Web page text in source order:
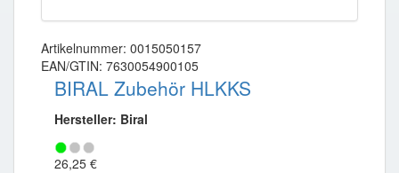
Artikelnummer: 0015050157
EAN/GTIN: 7630054900105
BIRAL Zubehör HLKKS
Hersteller: Biral
26,25 €